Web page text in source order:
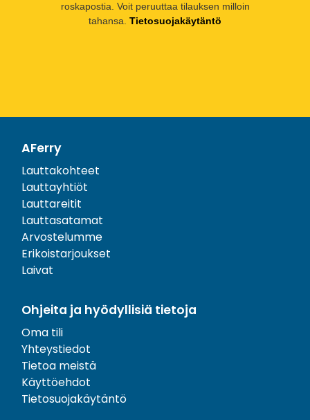
roskapostia. Voit peruuttaa tilauksen milloin
tahansa. Tietosuojakäytäntö
AFerry
Lauttakohteet
Lauttayhtiöt
Lauttareitit
Lauttasatamat
Arvostelumme
Erikoistarjoukset
Laivat
Ohjeita ja hyödyllisiä tietoja
Oma tili
Yhteystiedot
Tietoa meistä
Käyttöehdot
Tietosuojakäytäntö